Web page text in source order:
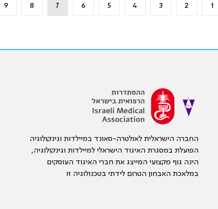
1
2
3
4
5
6
7
8
9
החברה הישראלית לאולטרה-סאונד במיילדות וגינקולוגיה
הפועלת במסגרת האיגוד הישראלי למיילדות וגינקולוגיה,
הינה גוף מקצועי המייצג את חברי האיגוד העוסקים
במלאכת האבחון הטרום לידתי בטכנולוגיה זו